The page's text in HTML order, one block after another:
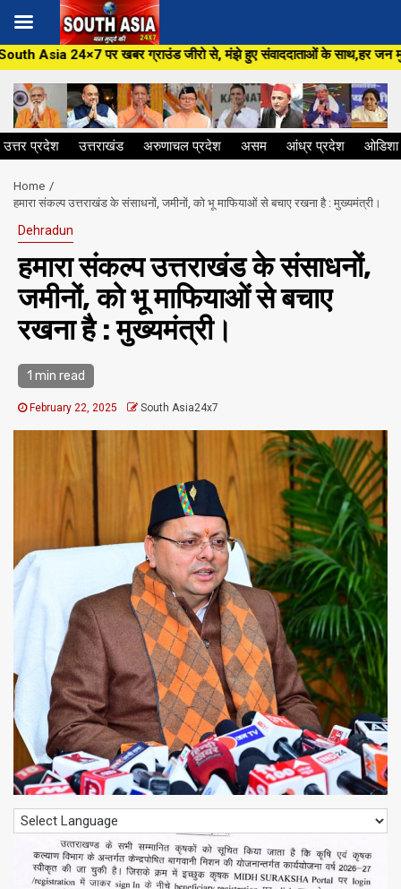
Skip
to
content
खबर ग्राउंड जीरो से, मंझे हुए संवाददाताओं के साथ,हर जन मुद्दे पर, सीधा
उत्तर प्रदेश उत्तराखंड अरुणाचल प्रदेश असम आंध्र प्रदेश ओडिशा
Home
हमारा संकल्प उत्तराखंड के संसाधनों, जमीनों, को भू माफियाओं से बचाए रखना है : मुख्यमंत्री।
Dehradun
हमारा संकल्प उत्तराखंड के संसाधनों,
जमीनों, को भू माफियाओं से बचाए
रखना है : मुख्यमंत्री।
1 min read
February 22, 2025 South Asia24x7